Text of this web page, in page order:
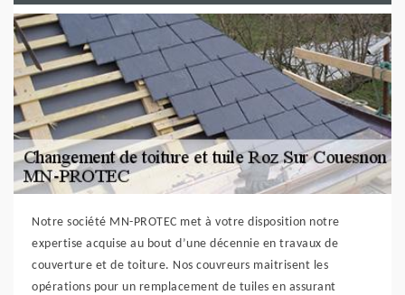
Notre société MN-PROTEC met à votre disposition notre
expertise acquise au bout d’une décennie en travaux de
couverture et de toiture. Nos couvreurs maitrisent les
opérations pour un remplacement de tuiles en assurant